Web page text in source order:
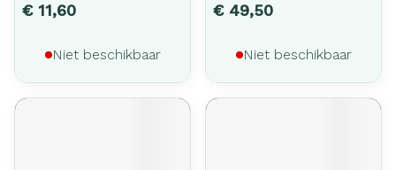
€ 11,60
Niet beschikbaar
€ 49,50
Niet beschikbaar